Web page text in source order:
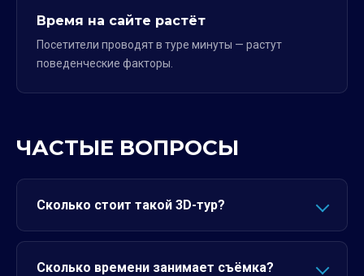
Время на сайте растёт
Посетители проводят в туре минуты — растут
поведенческие факторы.
ЧАСТЫЕ ВОПРОСЫ
Сколько стоит такой 3D-тур?
Сколько времени занимает съёмка?